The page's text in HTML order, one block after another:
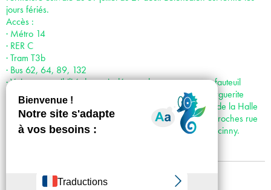
jours fériés.
Accès :
· Métro 14
· RER C
· Tram T3b
· Bus 62, 64, 89, 132
· Voiture : possibilité de venir déposer les personnes en fauteuil
roulant juste devant le centre d’art : accès par la rue Marguerite
Duras, puis par l’Esplanade Pierre Vidal Naquet, le long de la Halle
aux farines. Places de stationnement réservées les plus proches rue
Françoise Dolto ; puis rue Hélène Brion et Rue René Goscinny.